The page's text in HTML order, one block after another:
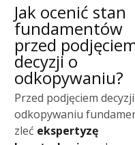
Jak ocenić stan
fundamentów
przed
decyzji o
odkopywaniu?
Przed podjęciem
odkopywaniu
zleć ekspertyzę